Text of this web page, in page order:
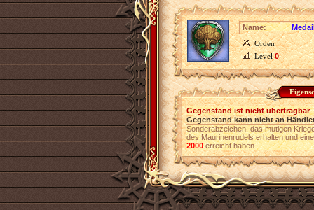
Name:
Orden
Level0
Gegenstand ist nicht übertragbar
Gegenstand kann nicht an
Sonderabzeichen, das mutigen
des Maurinenrudels erhalten und
2000erreicht haben.